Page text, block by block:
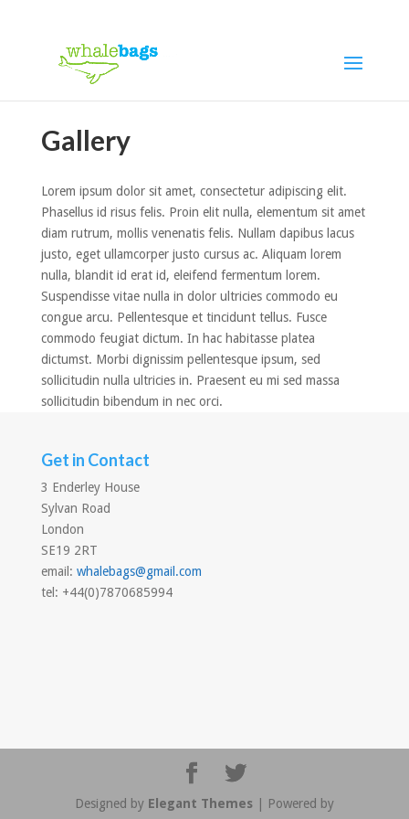
Gallery
Lorem ipsum dolor sit amet, consectetur adipiscing elit.
Phasellus id risus felis. Proin elit nulla, elementum sit amet
diam rutrum, mollis venenatis felis. Nullam dapibus lacus
justo, eget ullamcorper justo cursus ac. Aliquam lorem
nulla, blandit id erat id, eleifend fermentum lorem.
Suspendisse vitae nulla in dolor ultricies commodo eu
congue arcu. Pellentesque et tincidunt tellus. Fusce
commodo feugiat dictum. In hac habitasse platea
dictumst. Morbi dignissim pellentesque ipsum, sed
sollicitudin nulla ultricies in. Praesent eu mi sed massa
sollicitudin bibendum in nec orci.
Get in Contact
3 Enderley House
Sylvan Road
London
SE19 2RT
email: whalebags@gmail.com
tel: +44(0)7870685994
Designed by Elegant Themes| Powered by